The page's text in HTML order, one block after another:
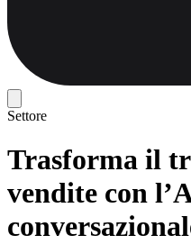
Settore
Trasforma il
vendite con